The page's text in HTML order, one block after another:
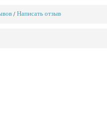
/ Написать отзыв